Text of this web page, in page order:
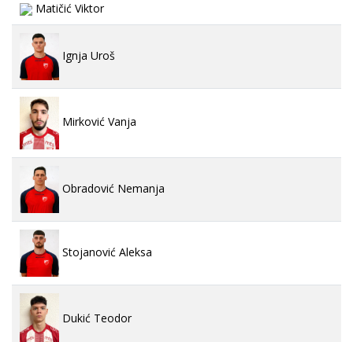
Matičić Viktor
Ignja Uroš
Mirković Vanja
Obradović Nemanja
Stojanović Aleksa
Dukić Teodor